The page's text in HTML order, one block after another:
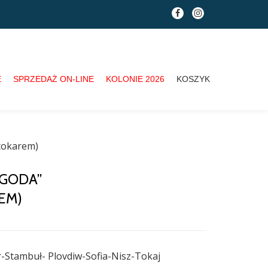
fa-
facebook
fa-
instagram
SPRZEDAŻ ON-LINE KOLONIE 2026
KOSZYK
Plovdiw-Sofia-Nisz-Tokaj